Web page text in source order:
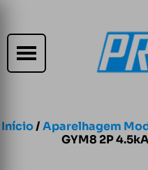
Início/Aparelhagem
GYM8 2P